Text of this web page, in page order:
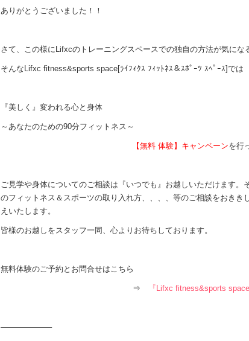
ありがとうございました！！
さて、この様にLifxcのトレーニングスペースでの独自の方法が気にな
そんなLifxc fitness&sports space[ﾗｲﾌｨｸｽ ﾌｨｯﾄﾈｽ＆ｽﾎﾟｰﾂ ｽﾍﾟｰｽ]では
『美しく』変われる心と身体
～あなたのための90分フィットネス～
【無料 体験】キャンペーンを行
ご見学や身体についてのご相談は『いつでも』お越しいただけます
のフィットネス＆スポーツの取り入れ方、、、、等のご相談をおき
えいたします。
皆様のお越しをスタッフ一同、心よりお待ちしております。
無料体験のご予約とお問合せはこちら
⇒ 『Lifxc fitness&sports space
——————–